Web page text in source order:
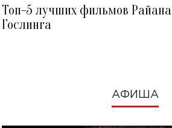
Топ-5 лучших фильмов Райана
Гослинга
АФИША